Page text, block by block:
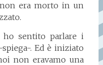
era morto in un
ho sentito parlare i
. Ed è iniziato
non eravamo una